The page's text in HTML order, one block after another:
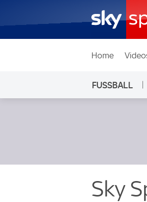
Home
FUSSBALL
Sky